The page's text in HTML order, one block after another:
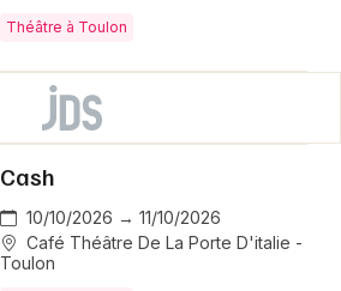
Théâtre à Toulon
Cash
10/10/2026 → 11/10/2026
Café Théâtre De La Porte D'italie -
Toulon